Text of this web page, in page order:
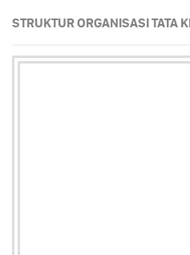
STRUKTUR ORGANISASI TATA